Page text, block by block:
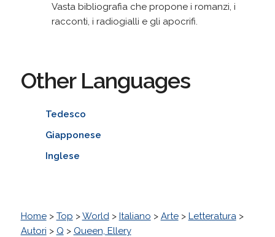
Vasta bibliografia che propone i romanzi, i
racconti, i radiogialli e gli apocrifi.
Other Languages
Tedesco
Giapponese
Inglese
Home> Top >World> Italiano > Arte> Letteratura>
Autori > Q > Queen, Ellery